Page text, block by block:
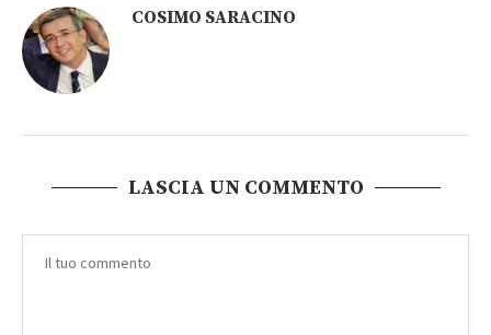
COSIMO SARACINO
LASCIA UN COMMENTO